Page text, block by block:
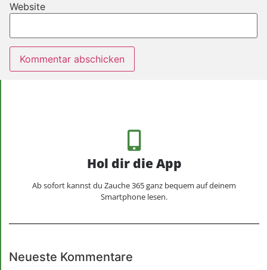
Website
Hol dir die App
Ab sofort kannst du Zauche 365 ganz bequem auf deinem
Smartphone lesen.
Neueste Kommentare